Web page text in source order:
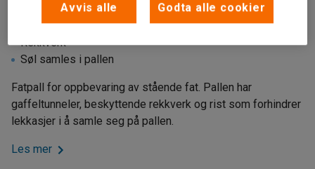
Til stående fat
Rekkverk
Søl samles i pallen
Fatpall for oppbevaring av stående fat. Pallen har
gaffeltunneler, beskyttende rekkverk og rist som forhindrer
lekkasjer i å samle seg på pallen.
Les mer
Avvis alle Godta alle cookier